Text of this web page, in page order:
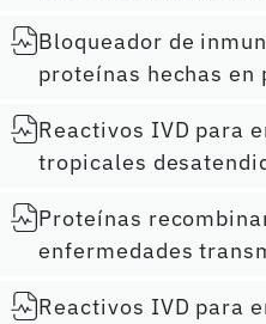
Bloqueador de
proteínas hechas
Reactivos IVD para
tropicales
Proteínas
enfermedades
Reactivos IVD para